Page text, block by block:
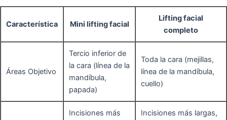
Característica Mini lifting facial
Lifting facial
completo
Áreas Objetivo
Tercio inferior de
la cara (línea de la
mandíbula,
papada)
Toda la cara (mejillas,
línea de la mandíbula,
cuello)
Incisiones más
Incisiones más largas,